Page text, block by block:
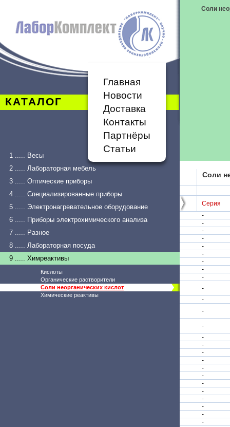
КАТАЛОГ
Главная
Новости
Доставка
Контакты
Партнёры
Статьи
1 ..... Весы
2 ..... Лабораторная мебель
3 ..... Оптические приборы
4 ..... Специализированные приборы
5 ..... Электронагревательное оборудование
6 ..... Приборы электрохимического анализа
7 ..... Разное
8 ..... Лабораторная посуда
9 ..... Химреактивы
Кислоты
Органические растворители
Соли неорганических кислот
Химические реактивы
Соли
Соли
Серия
-
-
-
-
-
-
-
-
-
-
-
-
-
-
-
-
-
-
-
-
-
-
-
-
-